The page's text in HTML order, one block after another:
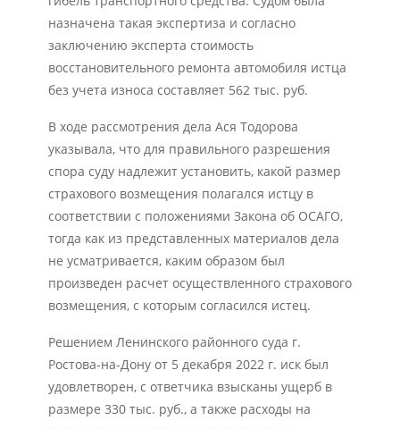
назначена такая экспертиза и согласно
заключению эксперта стоимость
восстановительного ремонта автомобиля истца
без учета износа составляет 562 тыс. руб.
В ходе рассмотрения дела Ася Тодорова
указывала, что для правильного разрешения
спора суду надлежит установить, какой размер
страхового возмещения полагался истцу в
соответствии с положениями Закона об ОСАГО,
тогда как из представленных материалов дела
не усматривается, каким образом был
произведен расчет осуществленного страхового
возмещения, с которым согласился истец.
Решением Ленинского районного суда г.
Ростова-на-Дону от 5 декабря 2022 г. иск был
удовлетворен, с ответчика взысканы ущерб в
размере 330 тыс. руб., а также расходы на